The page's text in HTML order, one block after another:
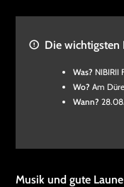
Die wichtigsten
Was? NIBIRII
Wo? Am
Wann?
Musik und gute Laune